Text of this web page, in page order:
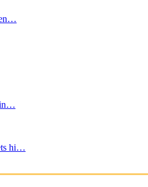
hi…